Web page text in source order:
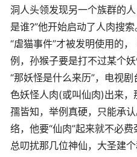
洞人头领发现另一个族群的
是谁?”他开始启动了人肉搜
“虐猫事件”才被发明使用的
例，孙猴子要是打不过某个
“那妖怪是什么来历”，电视
色妖怪人肉(或叫仙肉)出来
孺皆知，举例真硬，只能承
络，他要“仙肉”起来就不必费
总叨扰那几位神仙，大圣建个